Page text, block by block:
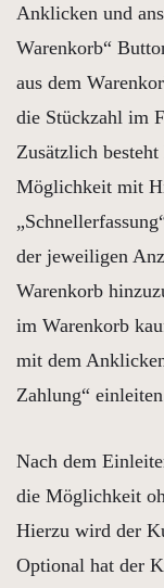
Anklicken und
Warenkorb“
aus dem
die Stückzahl im
Zusätzlich
Möglichkeit mit
der jeweiligen
Warenkorb
im Warenkorb
mit dem
Zahlung“
Nach dem
die Möglichkeit
Hierzu wird der
Optional hat der